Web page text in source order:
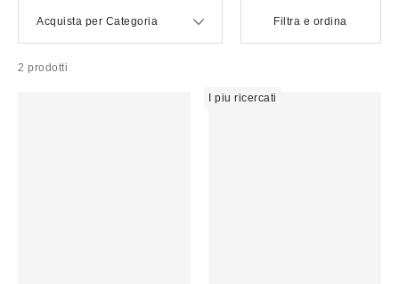
Acquista per Categoria Filtra e ordina
2 prodotti
I piu ricercati